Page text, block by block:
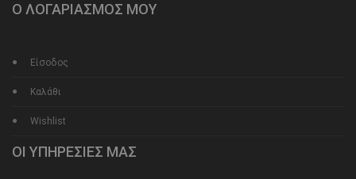
Ο ΛΟΓΑΡΙΑΣΜΟΣ ΜΟΥ
Είσοδος
Καλάθι
Wishlist
ΟΙ ΥΠΗΡΕΣΙΕΣ ΜΑΣ